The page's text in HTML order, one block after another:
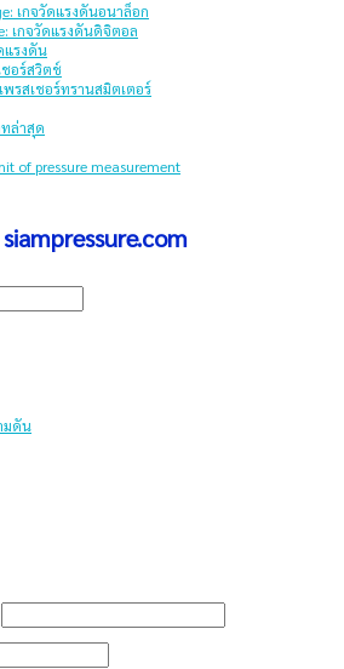
เกจวัดแรงดันอนาล็อก
เกจวัดแรงดันดิจิตอล
แรงดัน
ชอร์สวิตช์
พรสเชอร์ทรานสมิตเตอร์
ล่าสุด
of pressure measurement
siampressure.com
มดัน